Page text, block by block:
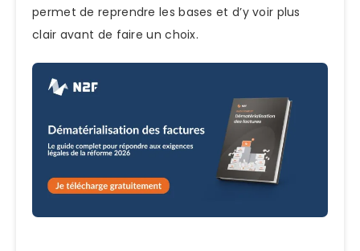
permet de reprendre les bases et d’y voir plus
clair avant de faire un choix.